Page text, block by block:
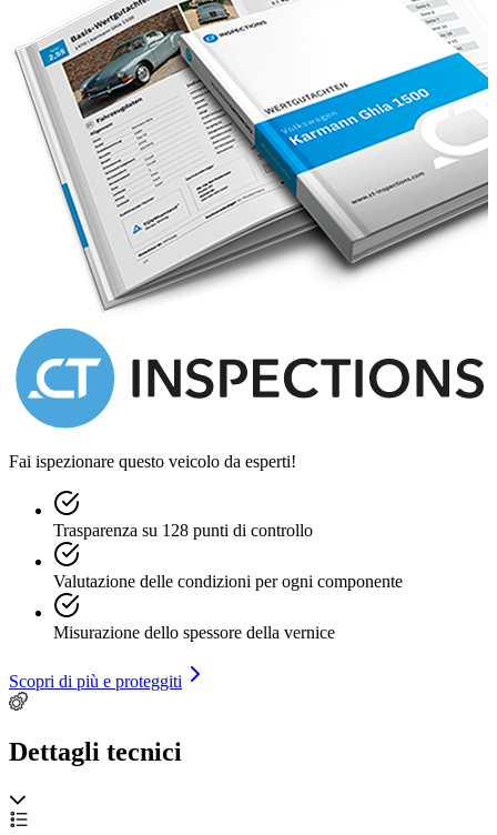
Link Motors Roma Tiburtina
Via Arduino, 40, 00162 Roma RM
Telefono 0648028583
Whatsapp 3249908170
-----------------------------------------------------------------------
La dotazione tecnica e gli accessori indicati nella presente scheda
potrebbero
non coincidere con l'effettivo equipaggiamento del veicolo,
a causa della non uniformita dei dati pubblicati dai diversi portali.
Ci scusiamo per l'inconveniente e vi invitiamo a verificare le
caratteristiche dello specifico veicolo.
Si declina ogni responsabilita per eventuali involontarie
incongruenze,
che non rappresentano in alcun modo un impegno contrattuale.
International deliveries
Bureaucracy management for export.Optionals: Iscritta ASI e/o FMI
Fai ispezionare questo veicolo da esperti!
Trasparenza su 128 punti di controllo
Valutazione delle condizioni per ogni componente
Misurazione dello spessore della vernice
Scopri di più e proteggiti
Dettagli tecnici